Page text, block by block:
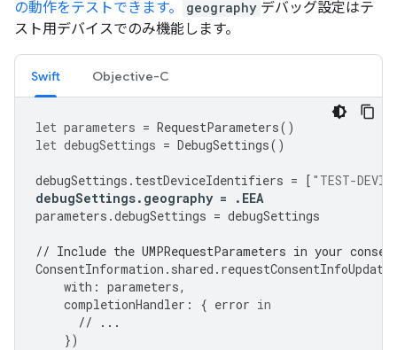
の動作をテストできます。
geography デバッグ設定はテ
スト用デバイスでのみ機能します。
Swift Objective-C
let parameters = RequestParameters()
let debugSettings = DebugSettings()
debugSettings . testDeviceIdentifiers = [ "TEST-
debugSettings. geography = . EEA
parameters .debugSettings = debugSettings
// Include the UMPRequestParameters in your
ConsentInformation . shared . requestConsentInfoUpdate
with : parameters,
completionHandler : { error in
// ...
})